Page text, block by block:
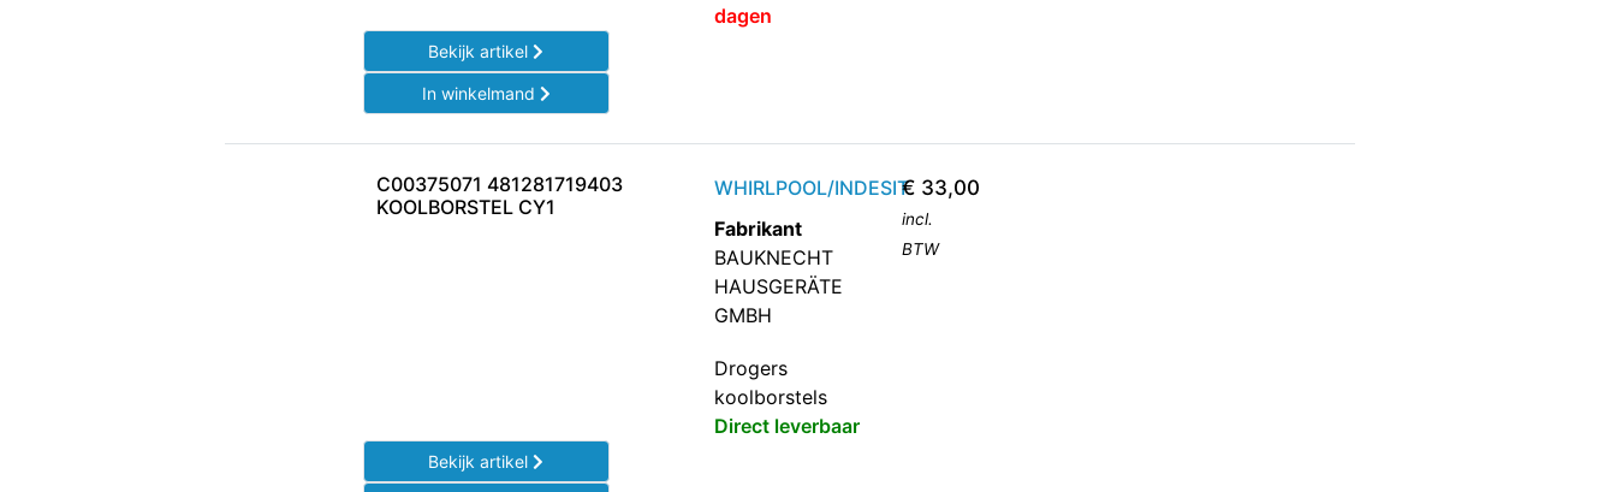
dagen
Bekijk artikel
In winkelmand
C00375071 481281719403
KOOLBORSTEL CY1
WHIRLPOOL/INDESIT
Fabrikant
BAUKNECHT
HAUSGERÄTE
GMBH
Drogers
koolborstels
Direct leverbaar
€ 33,00
incl.
BTW
Bekijk artikel